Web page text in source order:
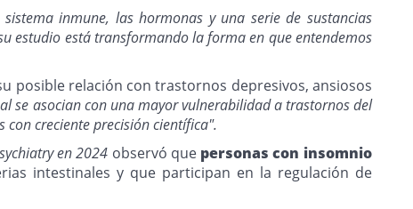
inmune, las hormonas y una serie de sustancias
estudio está transformando la forma en que entendemos
posible relación con trastornos depresivos, ansiosos
se asocian con una mayor vulnerabilidad a trastornos del
creciente precisión científica".
en 2024 observó que personas con insomnio
intestinales y que participan en la regulación de